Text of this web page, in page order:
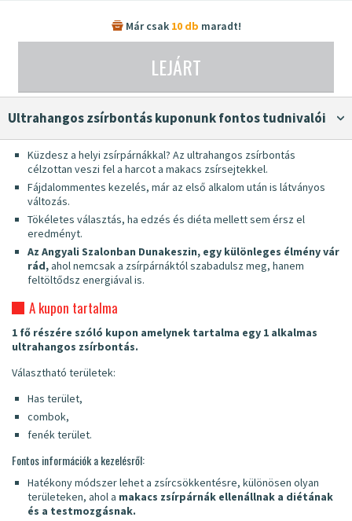
Már csak 10 db maradt!
LEJÁRT
Ultrahangos zsírbontás kuponunk fontos tudnivalói
Küzdesz a helyi zsírpárnákkal? Az ultrahangos zsírbontás
célzottan veszi fel a harcot a makacs zsírsejtekkel.
Fájdalommentes kezelés, már az első alkalom után is látványos
változás.
Tökéletes választás, ha edzés és diéta mellett sem érsz el
eredményt.
Az Angyali Szalonban Dunakeszin, egy különleges élmény vár
rád,ahol nemcsak a zsírpárnáktól szabadulsz meg, hanem
feltöltődsz energiával is.
A kupon tartalma
1 fő részére szóló kupon amelynek tartalma egy 1 alkalmas
ultrahangos zsírbontás.
Választható területek:
Has terület,
combok,
fenék terület.
Fontos információk a kezelésről:
Hatékony módszer lehet a zsírcsökkentésre, különösen olyan
területeken, ahol a makacs zsírpárnák ellenállnak a diétának
és a testmozgásnak.